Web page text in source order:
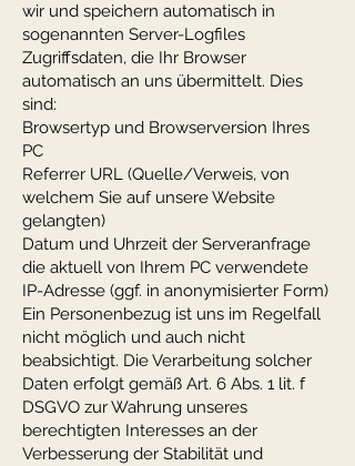
wir und speichern automatisch in
sogenannten Server-Logfiles
Zugriffsdaten, die Ihr Browser
automatisch an uns übermittelt. Dies
sind:
Browsertyp und Browserversion Ihres
PC
Referrer URL (Quelle/Verweis, von
welchem Sie auf unsere Website
gelangten)
Datum und Uhrzeit der Serveranfrage
die aktuell von Ihrem PC verwendete
IP-Adresse (ggf. in anonymisierter Form)
Ein Personenbezug ist uns im Regelfall
nicht möglich und auch nicht
beabsichtigt. Die Verarbeitung solcher
Daten erfolgt gemäß Art. 6 Abs. 1 lit. f
DSGVO zur Wahrung unseres
berechtigten Interesses an der
Verbesserung der Stabilität und